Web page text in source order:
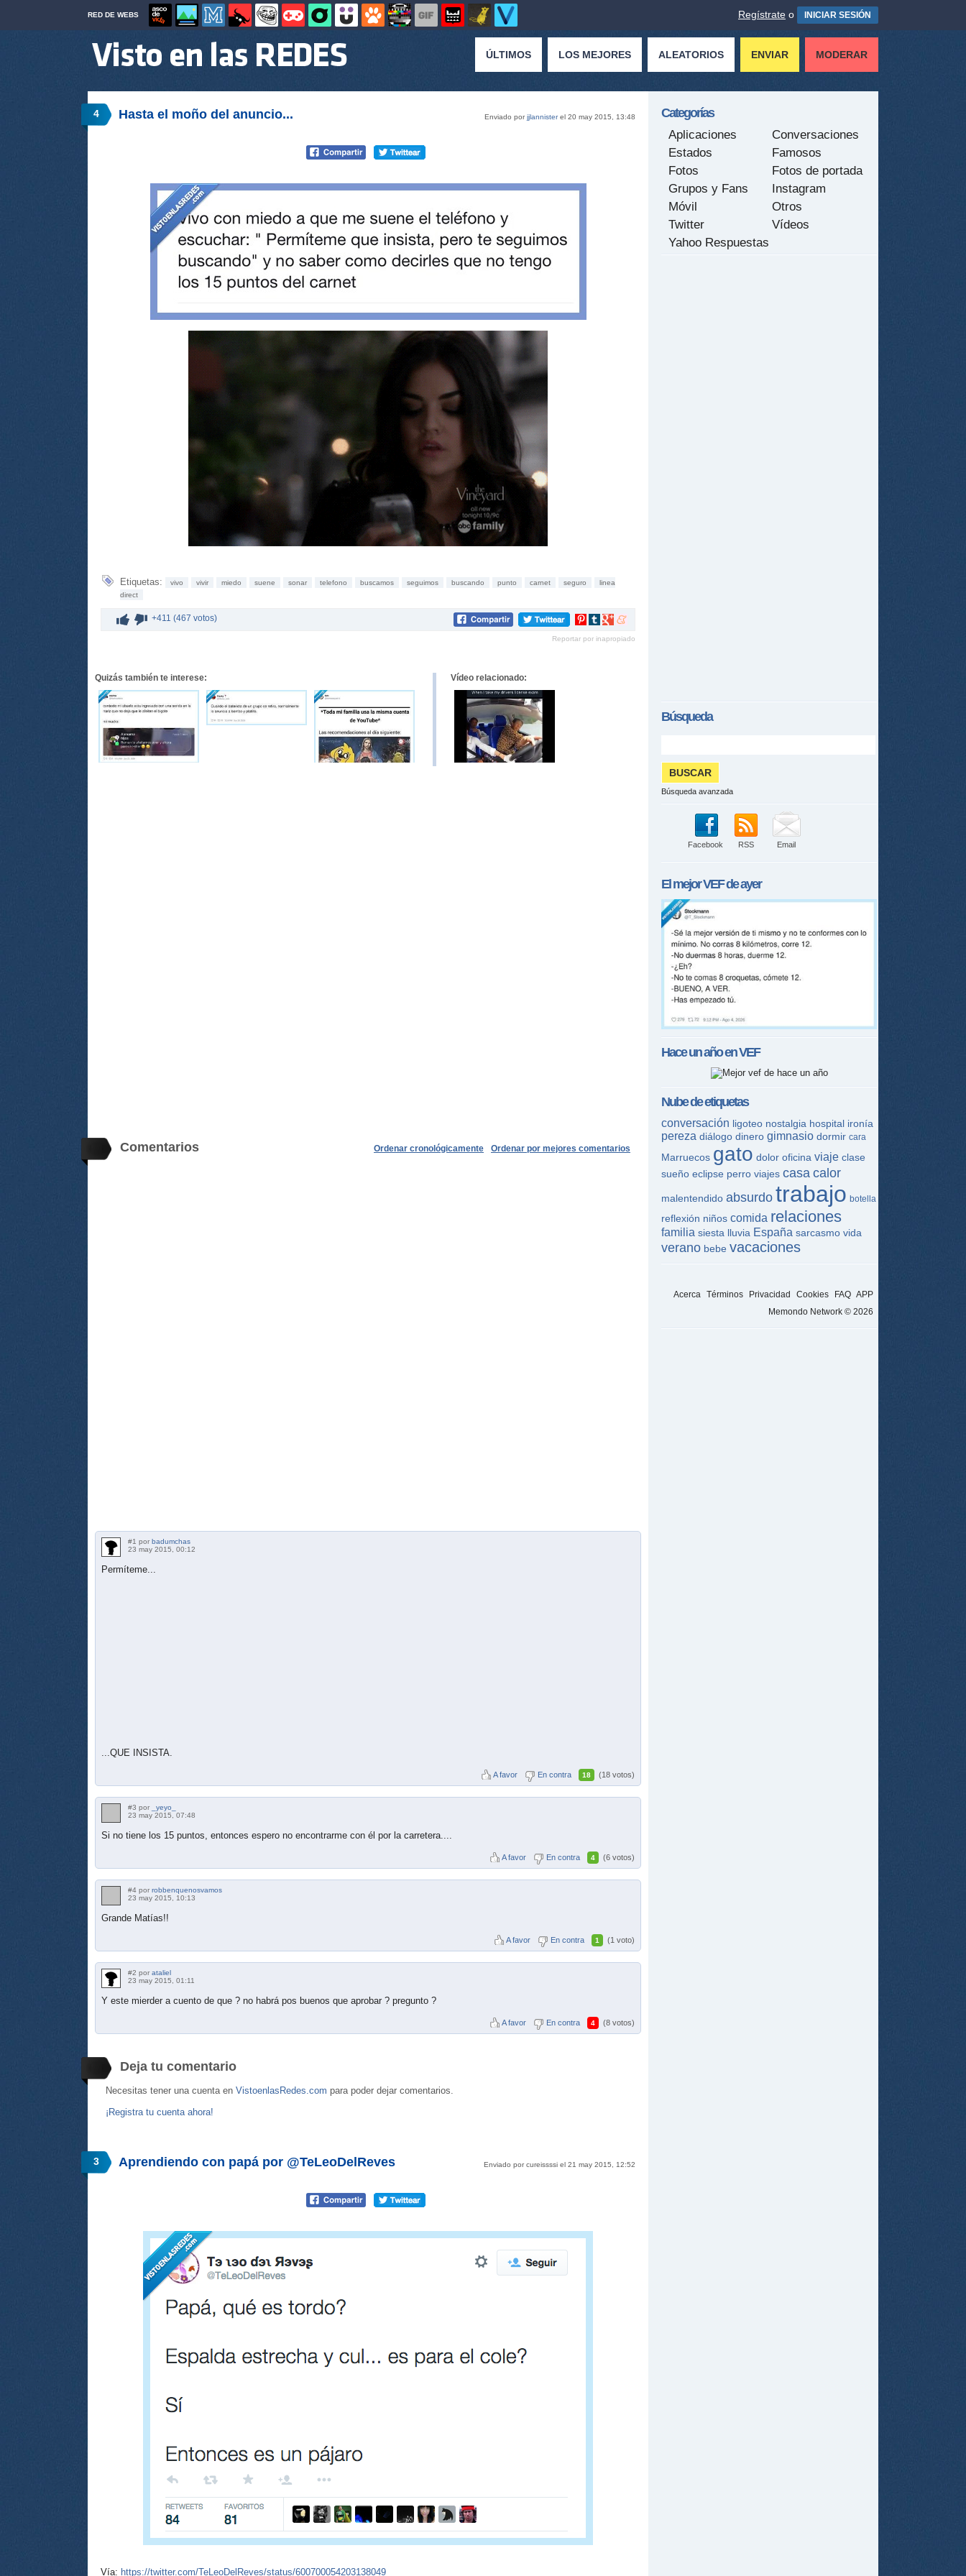
RED DE WEBS Regístrate o INICIAR SESIÓN
ÚLTIMOS LOS MEJORES ALEATORIOS ENVIAR MODERAR
4 Enviado porjjlannisterel 20 may 2015, 13:48
Hasta el moño del anuncio...
Etiquetas: vivo vivir miedo suene sonar telefono buscamos seguimos buscando punto carnet seguro
linea
direct
+411 (467 votos)
Compartir
Pinterest
Compartir
tumblr
Compartir
Google+
Compartir
meneame
Reportar por inapropiado
Quizás también te interese: Vídeo relacionado:
Comentarios Ordenar por mejores comentarios
Ordenar cronológicamente
#1 por badumchas
23 may 2015, 00:12
Permíteme...
...QUE INSISTA.
A favor En contra 18 (18 votos)
#3 por
_yeyo_
23 may 2015, 07:48
Si no tiene los 15 puntos, entonces espero no encontrarme con él por la carretera....
A favor En contra 4 (6 votos)
#4 por robbenquenosvamos
23 may 2015, 10:13
Grande Matías!!
A favor En contra 1 (1 voto)
#2 por ataliel
23 may 2015, 01:11
Y este mierder a cuento de que ? no habrá pos buenos que aprobar ? pregunto ?
A favor En contra 4 (8 votos)
Deja tu comentario
Necesitas tener una cuenta en VistoenlasRedes.com para poder dejar comentarios.
¡Registra tu cuenta ahora!
3 Enviado por cureissssi el 21 may 2015, 12:52
Aprendiendo con papá por @TeLeoDelReves
Vía: https://twitter.com/TeLeoDelReves/status/600700054203138049
Categorías
Aplicaciones
Conversaciones
Estados
Famosos
Fotos
Fotos de portada
Grupos y Fans
Instagram
Móvil
Otros
Twitter
Vídeos
Yahoo Respuestas
Búsqueda
Búsqueda avanzada
Facebook RSS Email
El mejorVEFde ayer
Hace un año enVEF
Nube de etiquetas
conversación ligoteo nostalgia hospital ironía
pereza diálogo dinero gimnasio dormir cara
Marruecos gato dolor oficina viaje clase
sueño eclipse perro viajes casa calor
malentendido absurdo trabajo botella
reflexión niños comida relaciones
familia siesta lluvia España sarcasmo vida
verano bebe vacaciones
Acerca Términos Privacidad Cookies FAQ APP
Memondo Network © 2026